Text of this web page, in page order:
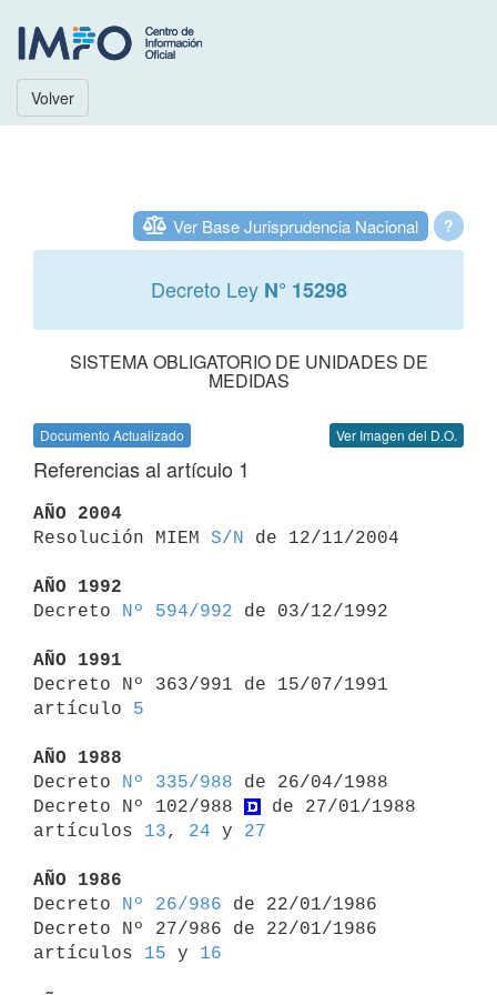
Volver
?
Ver Base Jurisprudencia Nacional
Decreto Ley N° 15298
SISTEMA OBLIGATORIO DE UNIDADES DE
MEDIDAS
Documento Actualizado Ver Imagen del D.O.
Referencias al artículo 1
AÑO 2004
Resolución MIEM S/N de 12/11/2004
AÑO 1992
Decreto
Nº 594/992 de 03/12/1992
AÑO 1991
Decreto Nº 363/991 de 15/07/1991
artículo 5
AÑO 1988
Decreto
Nº 335/988 de 26/04/1988
Decreto Nº 102/988
de 27/01/1988
artículos 13, 24 y 27
AÑO 1986
Decreto
Nº 26/986 de 22/01/1986
Decreto Nº 27/986 de 22/01/1986
artículos 15 y 16